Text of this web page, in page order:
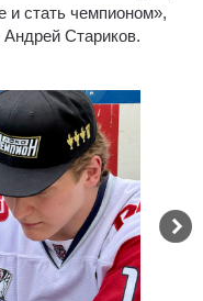
и стать чемпионом»,
Стариков.